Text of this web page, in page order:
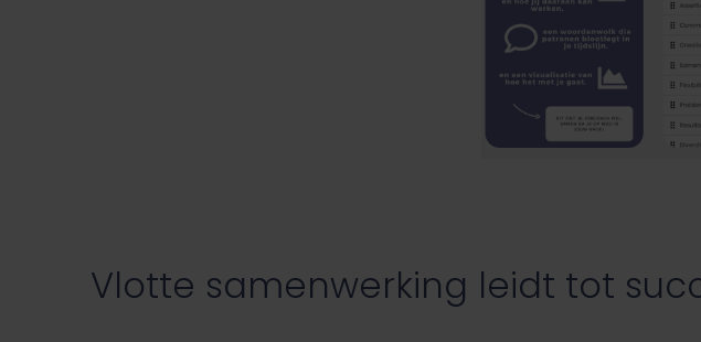
Vlotte samenwerking leidt tot